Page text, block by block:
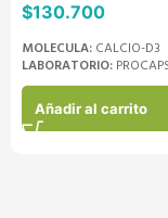
$130.700
MOLECULA: CALCIO-D3
LABORATORIO:
Añadir al carrito